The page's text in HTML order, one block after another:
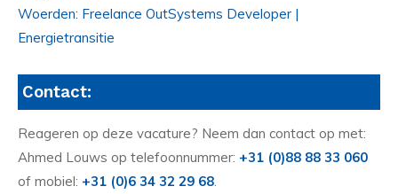
Woerden: Freelance OutSystems Developer |
Energietransitie
Contact:
Reageren op deze vacature? Neem dan contact op met:
Ahmed Louws op telefoonnummer: +31 (0)88 88 33 060
of mobiel: +31 (0)6 34 32 29 68